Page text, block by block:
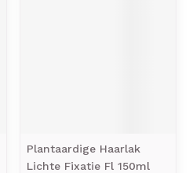
Plantaardige Haarlak
Lichte Fixatie Fl 150ml